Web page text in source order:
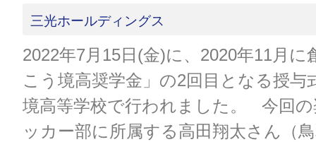
三光ホールディングス
2022年7月15日(金)に、2020年11月に
こう境高奨学金」の2回目となる授与
境高等学校で行われました。 今回
ッカー部に所属する高田翔太さん（